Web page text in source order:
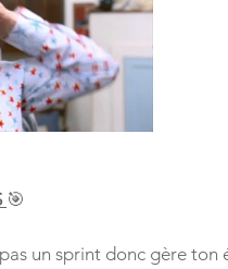
🎯
un sprint donc gère ton